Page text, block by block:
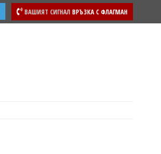
ВАШИЯТ СИГНАЛ ВРЪЗКА С ФЛАГМАН